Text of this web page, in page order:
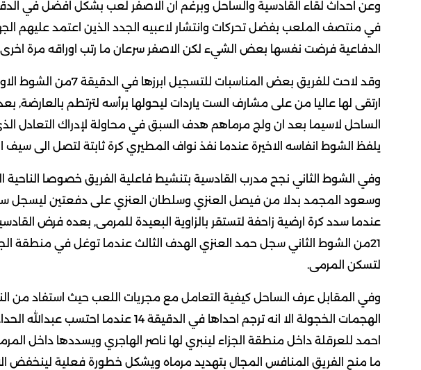
وعن احداث لقاء القادسية والساحل وبرغم ان الاصفر لعب بشكل افضل في
في منتصف الملعب بفضل تحركات وانتشار لاعبيه الجدد الذين اعتمد عليهم
الدفاعية فرضت نفسها بعض الشيء لكن الاصفر سرعان ما رتب اوراقه مرة
وقد لاحت للفريق بعض
ارتقى لها عاليا من على مشارف الست ياردات ليحولها برأسه لترتطم
الساحل لاسيما بعد ان ولج مرماهم هدف السبق في محاولة لإدراك التعادل
يلفظ الشوط انفاسه الاخيرة عندما نفذ نواف المطيري كرة ثابتة لتصل الى
وفي الشوط الثاني نجح مدرب القادسية بتنشيط فاعلية الفريق خصوصا الناحية
وسعود المجمد بدلا من فيصل العنزي وسلطان العنزي على دفعتين ليسجل
عندما سدد كرة ارضية زاحفة لتستقر بالزاوية البعيدة للمرمى, بعده فرض
21من الشوط الثاني سجل حمد العنزي الهدف الثالث عندما توغل في منطقة
لتسكن المرمى.
وفي المقابل عرف الساحل كيفية التعامل مع مجريات اللعب حيث
الهجمات الخجولة الا انه ترجم احداها في
احمد للعرقلة داخل منطقة الجزاء لينبري لها ناصر الهاجري ويسددها داخل
ما منح الفريق المنافس المجال بتهديد مرماه ويشكل خطورة فعلية لينخفض